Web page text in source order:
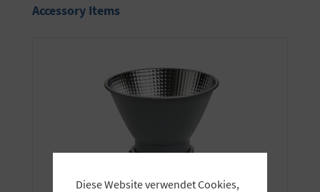
Produktgalerie überspringen
Accessory Items
Diese Website verwendet Cookies,